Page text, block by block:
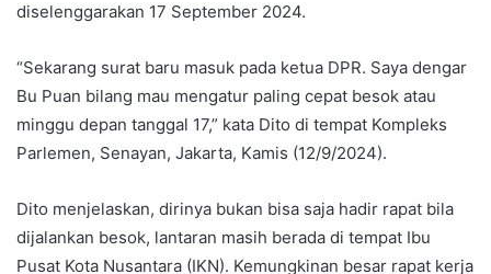
diselenggarakan 17 September 2024.
“Sekarang surat baru masuk pada ketua DPR. Saya dengar
Bu Puan bilang mau mengatur paling cepat besok atau
minggu depan tanggal 17,” kata Dito di tempat Kompleks
Parlemen, Senayan, Jakarta, Kamis (12/9/2024).
Dito menjelaskan, dirinya bukan bisa saja hadir rapat bila
dijalankan besok, lantaran masih berada di tempat Ibu
Pusat Kota Nusantara (IKN). Kemungkinan besar rapat kerja